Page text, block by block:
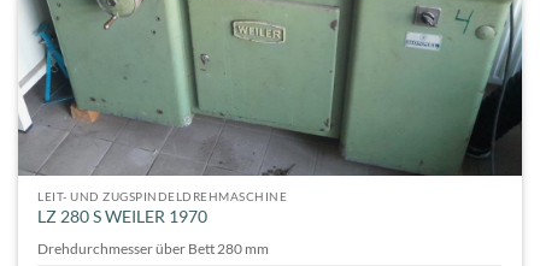
LEIT- UND ZUGSPINDELDREHMASCHINE
LZ 280 S WEILER 1970
Drehdurchmesser über Bett 280 mm